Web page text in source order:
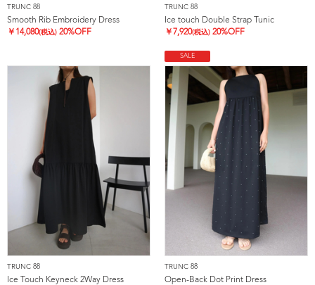
TRUNC 88
Smooth Rib Embroidery Dress
￥ 14,080(税込) 20%OFF
TRUNC 88
Ice touch Double Strap Tunic
￥ 7,920(税込) 20%OFF
TRUNC 88
Ice Touch Keyneck 2Way Dress
SALE
TRUNC 88
Open-Back Dot Print Dress